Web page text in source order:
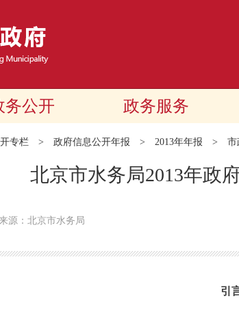
务公开 政务服务
专栏 > 政府信息公开年报 > 2013年年报 > 市
北京市水务局2013年政
来源：北京市水务局
引